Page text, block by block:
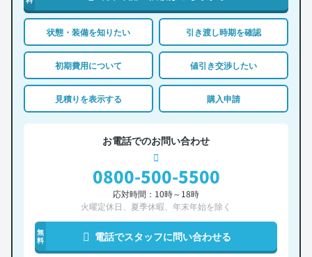
状態・装備を知りたい 引き渡し時期を確認
初期費用について 値引き交渉したい
見積りを表示する 購入申請
お電話でのお問い合わせ
0800-500-5500
応対時間：10時～18時
火曜定休日、夏季休暇、年末年始を除く
無
料
電話でスタッフに問い合わせる